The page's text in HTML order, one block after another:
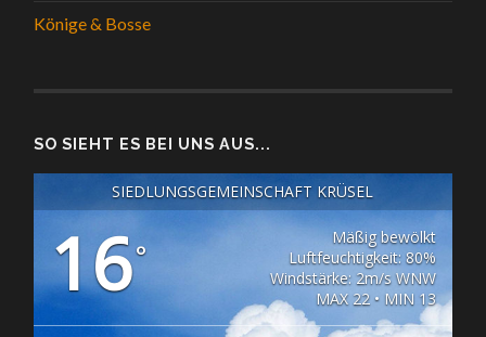
Könige & Bosse
SO SIEHT ES BEI UNS AUS...
SIEDLUNGSGEMEINSCHAFT KRÜSEL
16°
Mäßig bewölkt
Luftfeuchtigkeit: 80%
Windstärke: 2m/s WNW
MAX 22 • MIN 13